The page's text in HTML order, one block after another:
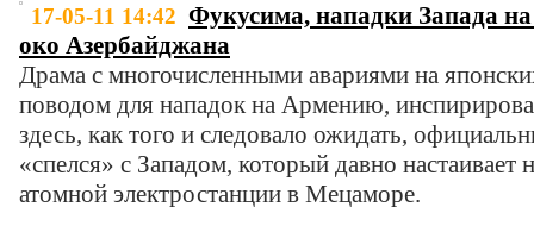
17-05-11 14:42 Фукусима, нападки Запада
око Азербайджана
Драма с многочисленными авариями на
поводом для нападок на Армению,
здесь, как того и следовало ожидать,
«спелся» с Западом, который давно
атомной электростанции в Мецаморе.